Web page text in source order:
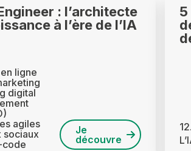
: l’architecte
à l’ère de l’IA
ligne
digital
agiles
sociaux
code
Je
découvre
5